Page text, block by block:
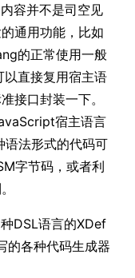
容并不是司空见
通用功能，比如
的正常使用一般
直接复用宿主语
接口封装一下。
宿主语言
语法形式的代码可
字节码，或者利
DSL语言的XDef
的各种代码生成器